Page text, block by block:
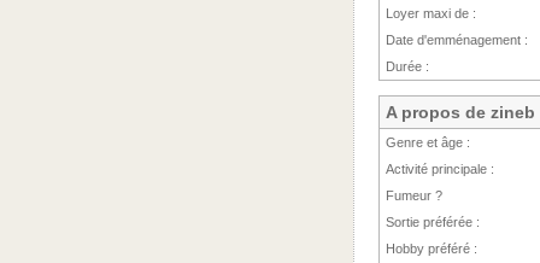
Loyer maxi de :
Date d'emménagement :
Durée :
A propos de zineb
Genre et âge :
Activité principale :
Fumeur ?
Sortie préférée :
Hobby préféré :